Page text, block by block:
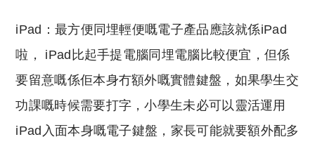
iPad：最方便同埋輕便嘅電子產品應該就係iPad
啦， iPad比起手提電腦同埋電腦比較便宜，但係
要留意嘅係佢本身冇額外嘅實體鍵盤，如果學生交
功課嘅時候需要打字，小學生未必可以靈活運用
iPad入面本身嘅電子鍵盤，家長可能就要額外配多